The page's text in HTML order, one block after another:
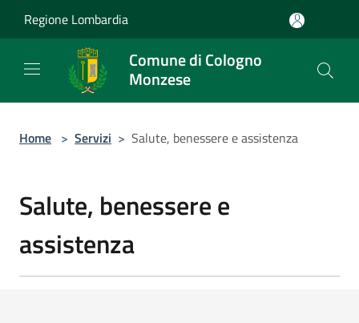
Regione Lombardia
Comune di Cologno
Monzese
Home > Servizi > Salute, benessere e assistenza
Salute, benessere e
assistenza